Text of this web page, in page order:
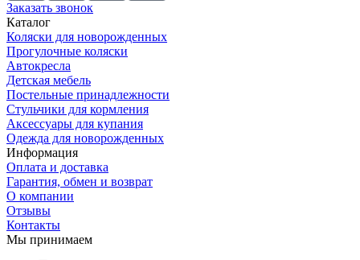
Заказать звонок
Каталог
Коляски для новорожденных
Прогулочные коляски
Автокресла
Детская мебель
Постельные принадлежности
Стульчики для кормления
Аксессуары для купания
Одежда для новорожденных
Информация
Оплата и доставка
Гарантия, обмен и возврат
О компании
Отзывы
Контакты
Мы принимаем